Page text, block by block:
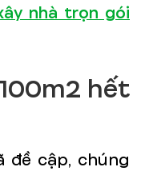
nhà trọn gói
hết
đề cập, chúng